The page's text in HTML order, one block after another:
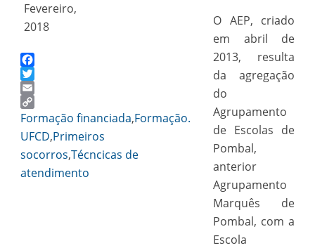
Fevereiro,
2018
Facebook
Twitter
Email
Copy
Link
Formação financiada,Formação.
UFCD,Primeiros
socorros,Técncicas de
atendimento
O AEP, criado
em abril de
2013, resulta
da agregação
do
Agrupamento
de Escolas de
Pombal,
anterior
Agrupamento
Marquês de
Pombal, com a
Escola